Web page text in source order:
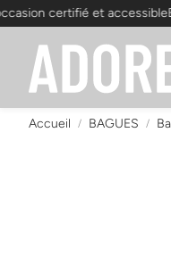
certifié et accessible
Accueil BAGUES